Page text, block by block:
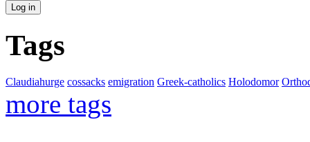
Tags
Claudiahurge cossacks emigration Greek-catholics Holodomor
more tags